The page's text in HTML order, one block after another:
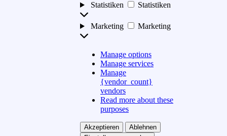
Statistiken
Statistiken
Marketing Marketing
Manage options
Manage services
Manage
{vendor_count}
vendors
Read more about these
purposes
Akzeptieren
Ablehnen